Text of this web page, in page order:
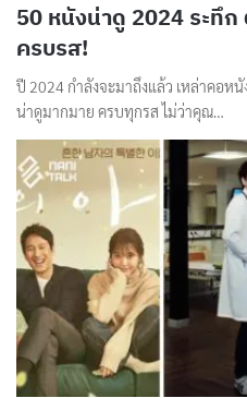
50 หนังน่าดู 2024 ระทึ
ครบรส!
ปี 2024 กำลังจะมาถึงแล้ว เหล่าคอห
น่าดูมากมาย ครบทุกรส ไม่ว่าคุณ…